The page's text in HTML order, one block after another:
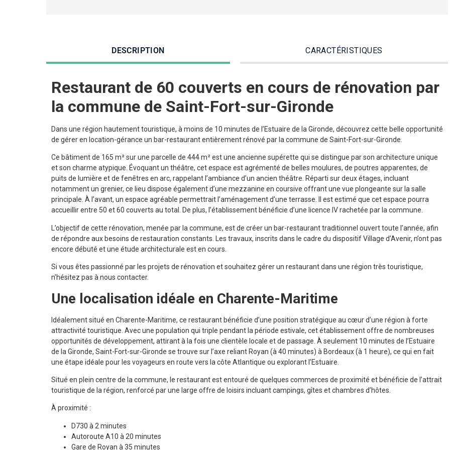
DESCRIPTION CARACTÉRISTIQUES
Restaurant de 60 couverts en cours de rénovation par
la commune de Saint-Fort-sur-Gironde
Dans une région hautement touristique, à moins de 10 minutes de l’Estuaire de la Gironde, découvrez cette belle opportunité
de gérer en location-gérance un bar-restaurant entièrement rénové par la commune de Saint-Fort-sur-Gironde.
Ce bâtiment de 165 m² sur une parcelle de 444 m² est une ancienne supérette qui se distingue par son architecture unique
et son charme atypique. Évoquant un théâtre, cet espace est agrémenté de belles moulures, de poutres apparentes, de
puits de lumière et de fenêtres en arc, rappelant l’ambiance d’un ancien théâtre. Réparti sur deux étages, incluant
notamment un grenier, ce lieu dispose également d’une mezzanine en coursive offrant une vue plongeante sur la salle
principale. À l’avant, un espace agréable permettrait l’aménagement d’une terrasse. Il est estimé que cet espace pourra
accueillir entre 50 et 60 couverts au total. De plus, l’établissement bénéficie d’une licence IV rachetée par la commune.
L’objectif de cette rénovation, menée par la commune, est de créer un bar-restaurant traditionnel ouvert toute l’année, afin
de répondre aux besoins de restauration constants. Les travaux, inscrits dans le cadre du dispositif Village d’Avenir, n’ont pas
encore débuté et une étude architecturale est en cours.
Si vous êtes passionné par les projets de rénovation et souhaitez gérer un restaurant dans une région très touristique,
n’hésitez pas à nous contacter.
Une localisation idéale en Charente-Maritime
Idéalement situé en Charente-Maritime, ce restaurant bénéficie d’une position stratégique au cœur d’une région à forte
attractivité touristique. Avec une population qui triple pendant la période estivale, cet établissement offre de nombreuses
opportunités de développement, attirant à la fois une clientèle locale et de passage. À seulement 10 minutes de l’Estuaire
de la Gironde, Saint-Fort-sur-Gironde se trouve sur l’axe reliant Royan (à 40 minutes) à Bordeaux (à 1 heure), ce qui en fait
une étape idéale pour les voyageurs en route vers la côte Atlantique ou explorant l’Estuaire.
Situé en plein centre de la commune, le restaurant est entouré de quelques commerces de proximité et bénéficie de l’attrait
touristique de la région, renforcé par une large offre de loisirs incluant campings, gîtes et chambres d’hôtes.
À proximité :
D730 à 2 minutes
Autoroute A10 à 20 minutes
Gare de Royan à 35 minutes